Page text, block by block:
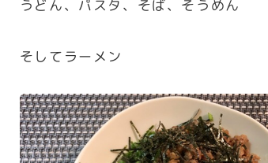
うどん、パスタ、そば、そうめん
そしてラーメン